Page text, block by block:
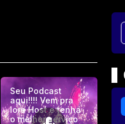
Seu Podcast
aqui!!!! Vem pra
Iore Host e tenha
o melhor serviço